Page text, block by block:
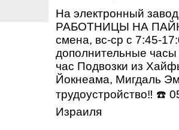
На электронный
РАБОТНИЦЫ НА
смена, вс-ср с 7:45-
дополнительные
час Подвозки из
Йокнеама, Мигдаль
трудоустройство‼️ ⁦☎️⁩
Израиля